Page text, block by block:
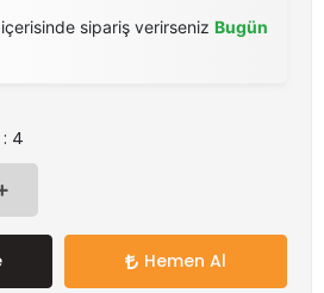
sipariş verirseniz Bugün
4
Hemen Al